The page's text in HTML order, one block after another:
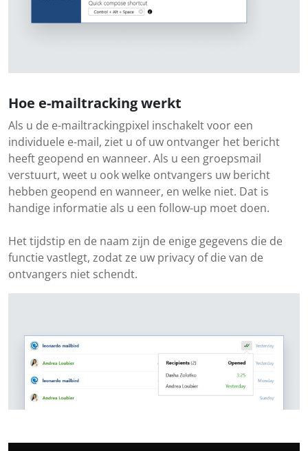
Hoe e-mailtracking werkt
Als u de e-mailtrackingpixel inschakelt voor een
individuele e-mail, ziet u of uw ontvanger het bericht
heeft geopend en wanneer. Als u een groepsmail
verstuurt, weet u ook welke ontvangers uw bericht
hebben geopend en wanneer, en welke niet. Dat is
handige informatie als u een follow-up moet doen.
Het tijdstip en de naam zijn de enige gegevens die de
functie vastlegt, zodat ze uw privacy of die van de
ontvangers niet schendt.